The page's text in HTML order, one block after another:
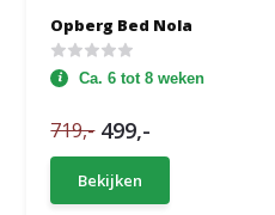
Opberg Bed Nola
Ca. 6 tot 8 weken
719,- 499,-
Bekijken